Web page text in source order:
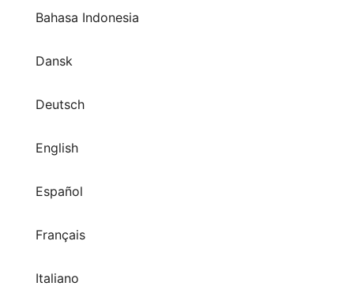
Bahasa Indonesia
Dansk
Deutsch
English
Español
Français
Italiano